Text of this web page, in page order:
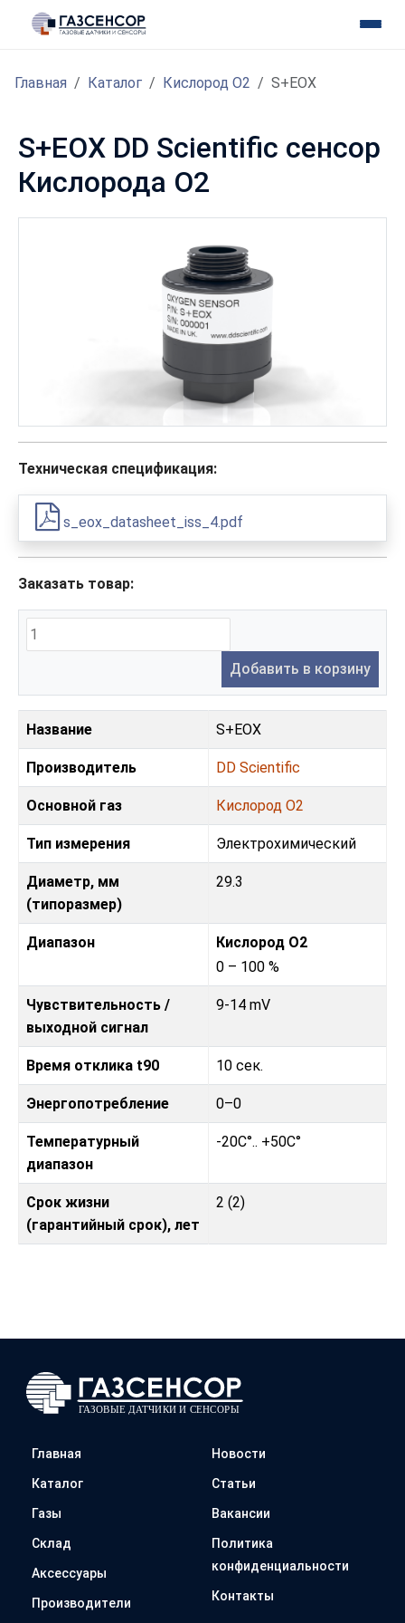
Главная Каталог Кислород O2 S+EOX
S+EOX DD Scientific сенсор
Кислорода O2
Техническая спецификация:
s_eox_datasheet_iss_4.pdf
Заказать товар:
Добавить в корзину
Название S+EOX
Производитель DD Scientific
Основной газ Кислород O2
Тип измерения Электрохимический
Диаметр, мм
(типоразмер)
29.3
Диапазон
Кислород O2
0 – 100 %
Чувствительность /
выходной сигнал
9-14 mV
Время отклика t90 10 сек.
Энергопотребление 0–0
Температурный
диапазон
-20C°.. +50C°
Срок жизни
(гарантийный срок), лет
2 (2)
Главная
Каталог
Газы
Склад
Аксессуары
Производители
Новости
Статьи
Вакансии
Политика
конфиденциальности
Контакты